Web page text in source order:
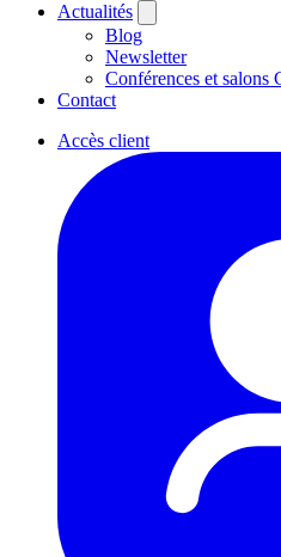
Actualités
Blog
Newsletter
Conférences et salons
Contact
Accès client